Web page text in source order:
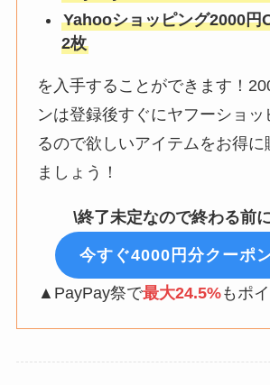
Yahooショッピング2000円
2枚
を入手することができます！
ンは登録後すぐにヤフーショッ
るので欲しいアイテムをお得に
ましょう！
\終了未定なので終わる前
今すぐ4000円分クーポ
▲PayPay祭で最大24.5%もポ